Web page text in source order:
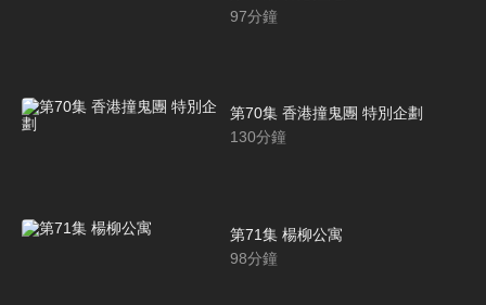
97分鐘
第70集 香港撞鬼團 特別企劃
130分鐘
第71集 楊柳公寓
98分鐘